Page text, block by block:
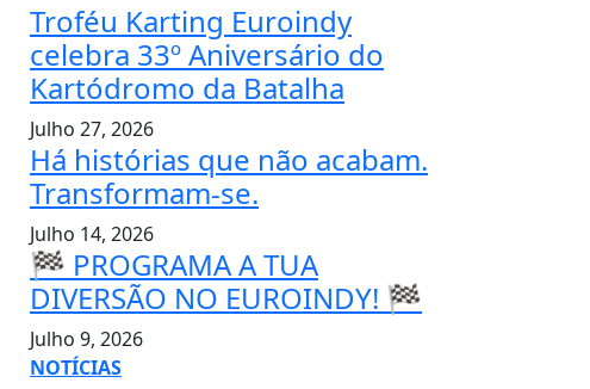
Troféu Karting Euroindy
celebra 33º Aniversário do
Kartódromo da Batalha
Julho 27, 2026
Há histórias que não acabam.
Transformam-se.
Julho 14, 2026
🏁 PROGRAMA A TUA
DIVERSÃO NO EUROINDY! 🏁
Julho 9, 2026
NOTÍCIAS